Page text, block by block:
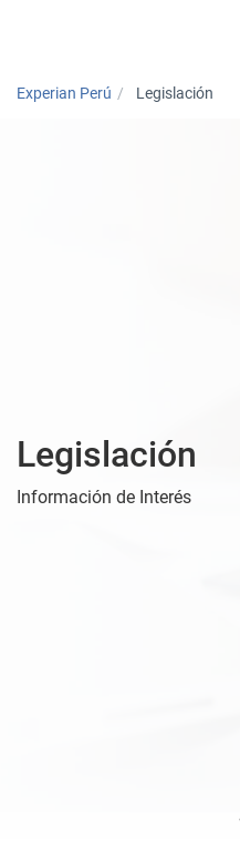
Experian Perú Legislación
Legislación
Información de Interés